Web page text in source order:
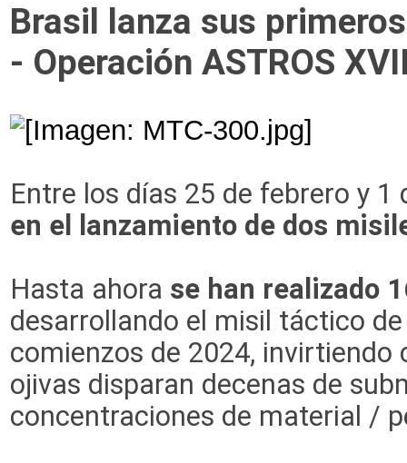
Brasil lanza sus
- Operación ASTROS
Entre los días 25 de febrero y
en el lanzamiento de dos
Hasta ahora se han realizado
desarrollando el misil táctico
comienzos de 2024, invirtiendo
ojivas disparan decenas de
concentraciones de material /